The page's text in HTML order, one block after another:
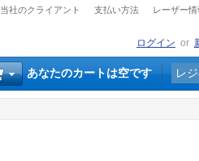
当社のクライアント 支払い方法 レーザー情
ログイン or
あなたのカートは空です レ